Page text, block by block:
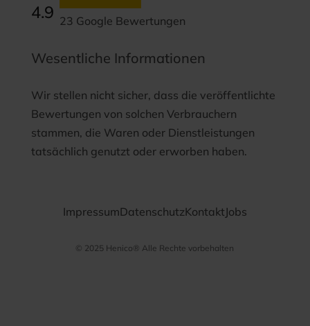
4.9 23 Google Bewertungen
Wesentliche Informationen
Wir stellen nicht sicher, dass die veröffentlichte
Bewertungen von solchen Verbrauchern
stammen, die Waren oder Dienstleistungen
tatsächlich genutzt oder erworben haben.
ImpressumDatenschutzKontakt Jobs
© 2025 Henico® Alle Rechte vorbehalten
Datenschutz­